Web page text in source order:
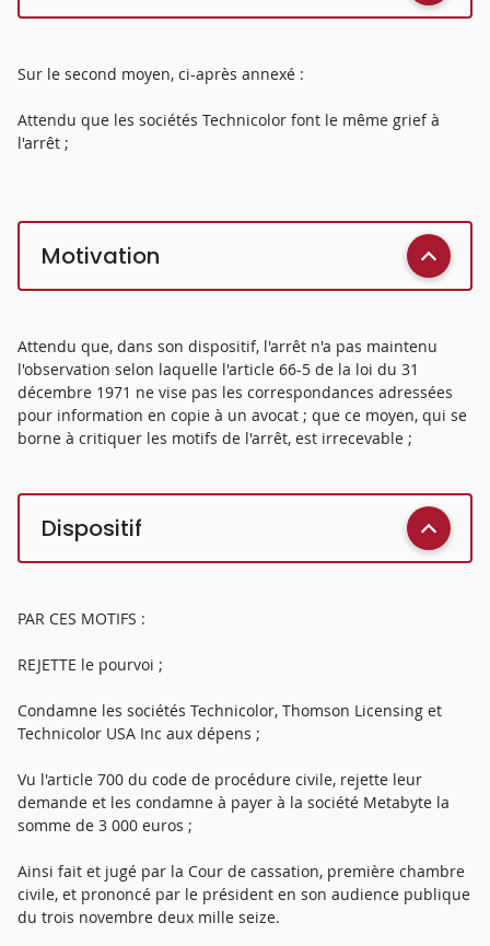
Sur le second moyen, ci-après annexé :
Attendu que les sociétés Technicolor font le même grief à
l'arrêt ;
Motivation
Attendu que, dans son dispositif, l'arrêt n'a pas maintenu
l'observation selon laquelle l'article 66-5 de la loi du 31
décembre 1971 ne vise pas les correspondances adressées
pour information en copie à un avocat ; que ce moyen, qui se
borne à critiquer les motifs de l'arrêt, est irrecevable ;
Dispositif
PAR CES MOTIFS :
REJETTE le pourvoi ;
Condamne les sociétés Technicolor, Thomson Licensing et
Technicolor USA Inc aux dépens ;
Vu l'article 700 du code de procédure civile, rejette leur
demande et les condamne à payer à la société Metabyte la
somme de 3 000 euros ;
Ainsi fait et jugé par la Cour de cassation, première chambre
civile, et prononcé par le président en son audience publique
du trois novembre deux mille seize.